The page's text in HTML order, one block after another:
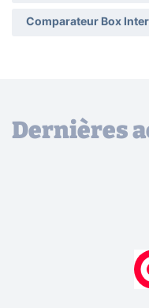
Comparateur Box
Dernières